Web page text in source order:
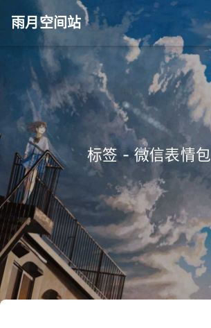
雨月空间站
标签 - 微信表情包